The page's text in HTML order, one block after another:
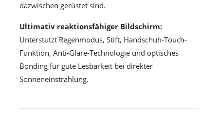
dazwischen gerüstet sind.
Ultimativ reaktionsfähiger Bildschirm:
Unterstützt Regenmodus, Stift, Handschuh-Touch-
Funktion, Anti-Glare-Technologie und optisches
Bonding für gute Lesbarkeit bei direkter
Sonneneinstrahlung.